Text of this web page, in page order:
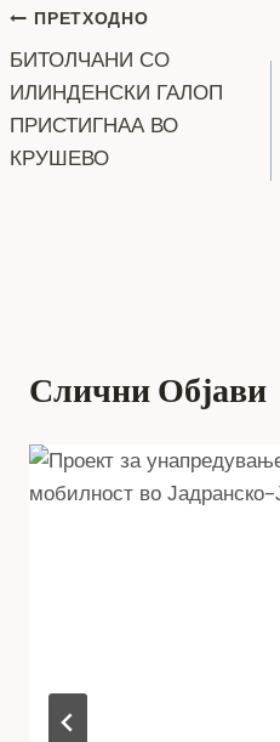
b
o
o
k
er
Навигација
на
напис
ПРЕТХОДНО
БИТОЛЧАНИ СО
ИЛИНДЕНСКИ ГАЛОП
ПРИСТИГНАА ВО
КРУШЕВО
Слични Објави